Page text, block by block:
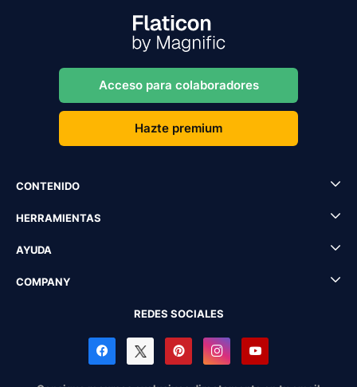
Acceso para colaboradores
Hazte premium
CONTENIDO
HERRAMIENTAS
AYUDA
COMPANY
REDES SOCIALES